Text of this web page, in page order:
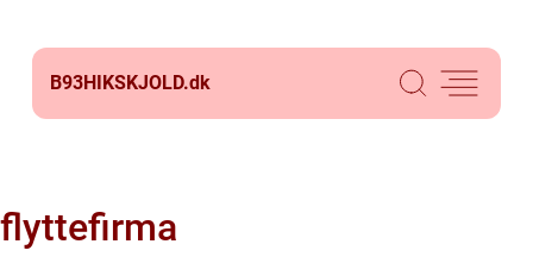
B93HIKSKJOLD.dk
flyttefirma